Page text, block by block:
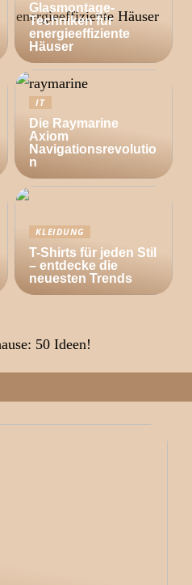
Glasmontage-
Techniken für
energieeffiziente
Häuser
IT
Die Raymarine
Axiom
Navigationsrevolutio
n
KLEIDUNG
T-Shirts für jeden Stil
– entdecke die
neuesten Trends
50 Ideen!